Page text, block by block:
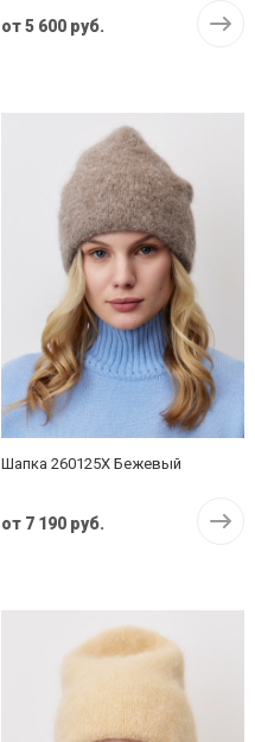
от5 600 руб.
Шапка 260125X Бежевый
от 7 190 руб.